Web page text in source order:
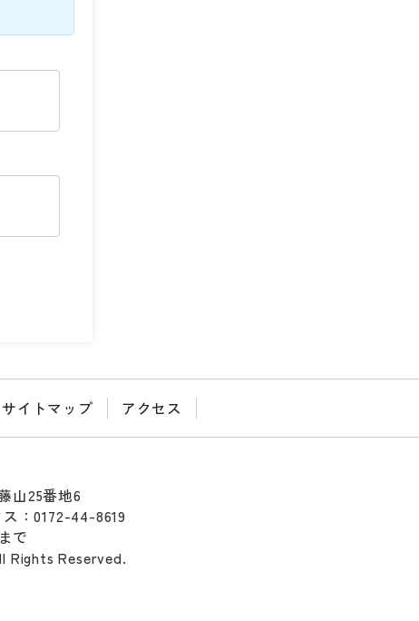
サイトマップ アクセス
山25番地6
：0172-44-8619
で
Rights Reserved.